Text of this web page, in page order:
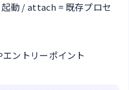
動 / attach = 既存プロセ
ントリーポイント